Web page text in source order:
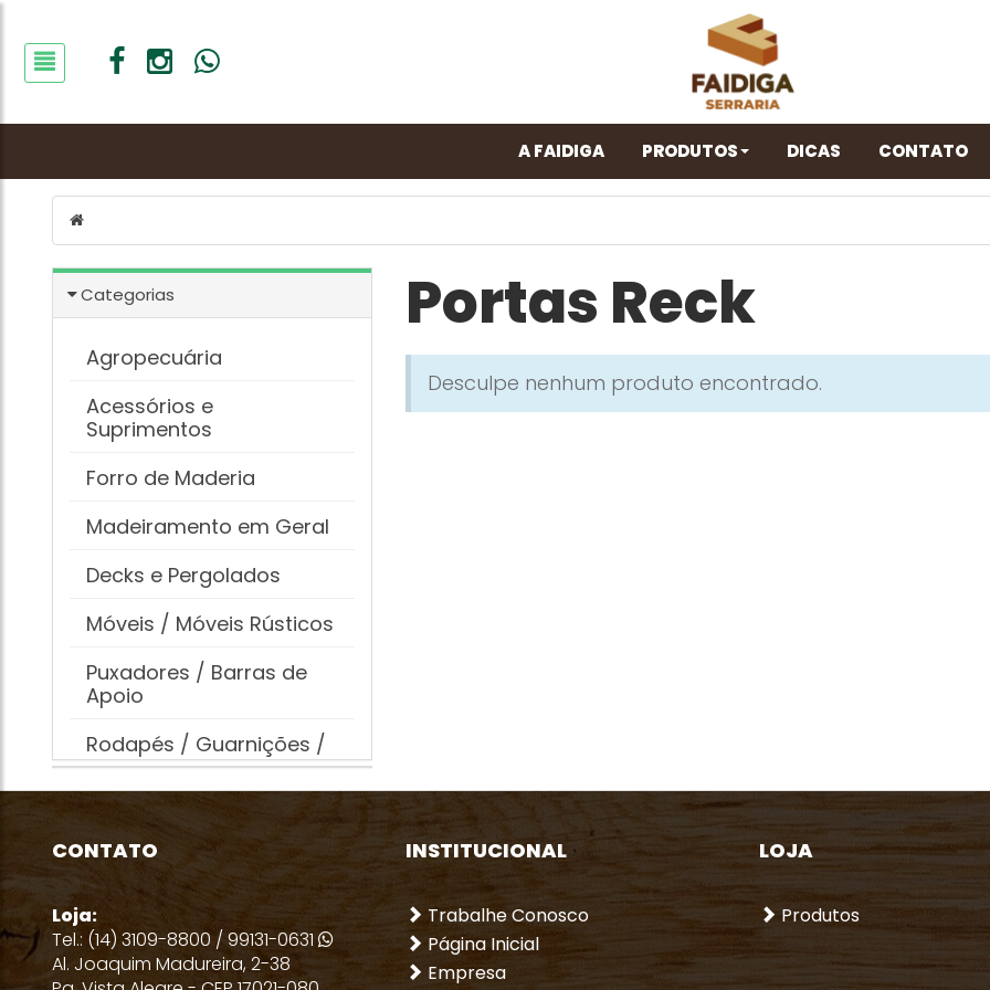
A FAIDIGA PRODUTOS DICAS CONTATO
Categorias
Agropecuária
Acessórios e
Suprimentos
Forro de Maderia
Madeiramento em Geral
Decks e Pergolados
Móveis / Móveis Rústicos
Puxadores / Barras de
Apoio
Rodapés / Guarnições /
Batentes
Fechaduras
Madeirites e
Compensados
Portas
Portas Reck
Desculpe nenhum produto encontrado.
CONTATO
Loja:
Tel.: (14) 3109-8800 / 99131-0631
Al. Joaquim Madureira, 2-38
INSTITUCIONAL
Trabalhe Conosco
Página Inicial
Empresa
LOJA
Produtos